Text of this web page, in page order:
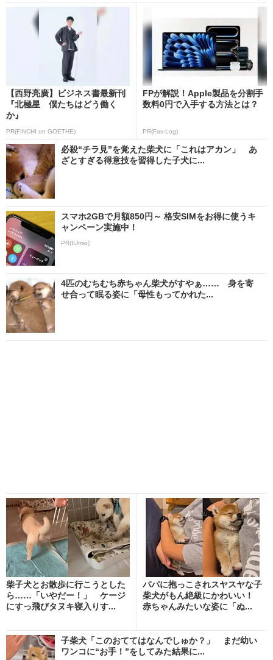
【西野亮廣】ビジネス書最新刊
『北極星 僕たちはどう働く
か』
PR(FINCHI on GOETHE)
FPが解説！Apple製品を分割手
数料0円で入手する方法とは？
PR(Fav-Log)
必殺“チラ見”を覚えた柴犬に「これはアカン」 あ
ざとすぎる得意技を習得した子犬に...
スマホ2GBで月額850円～ 格安SIMをお得に使うキ
ャンペーン実施中！
PR(IIJmio)
4匹のむちむち赤ちゃん柴犬がすやぁ…… 身を寄
せ合って眠る姿に「母性もってかれた...
柴子犬とお散歩に行こうとした
ら……「いやだー！」 ケージ
にすっ飛びタヌキ寝入りす...
パパに抱っこされスヤスヤな子
柴犬がもん絶級にかわいい！
赤ちゃんみたいな姿に「ぬ...
子柴犬「このおててはなんでしゅか？」 まだ幼い
ワンコに“お手！”をしてみた結果に...